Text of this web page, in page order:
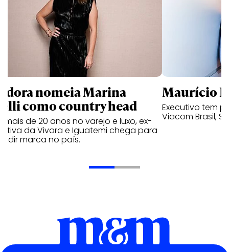
nomeia Marina
como country head
mais de 20 anos no varejo e luxo, ex-
da Vivara e Iguatemi chega para
marca no país.
Maurício
Executivo tem
Viacom Brasil,